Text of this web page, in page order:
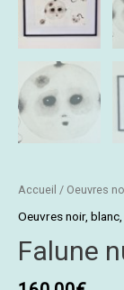
Accueil / Oeuvres
Oeuvres noir,
Falune